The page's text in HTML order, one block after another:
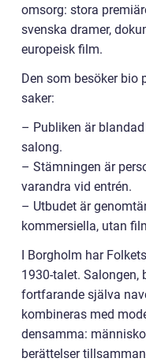
omsorg: stora
svenska dramer,
europeisk film.
Den som besöker bio
saker:
– Publiken är
salong.
– Stämningen är
varandra vid entrén.
– Utbudet är
kommersiella, utan
I Borgholm har
1930-talet. Salongen,
fortfarande själva
kombineras med
densamma:
berättelser